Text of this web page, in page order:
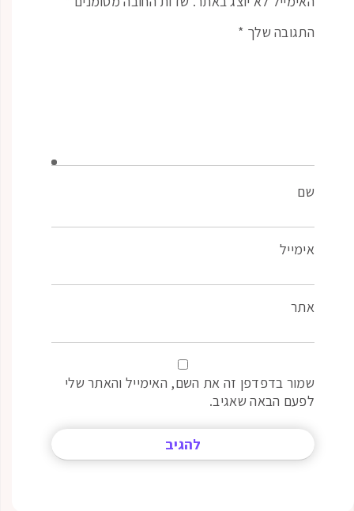
התגובה שלך *
שם
אימייל
אתר
שמור בדפדפן זה את השם, האימייל והאתר שלי
לפעם הבאה שאגיב.